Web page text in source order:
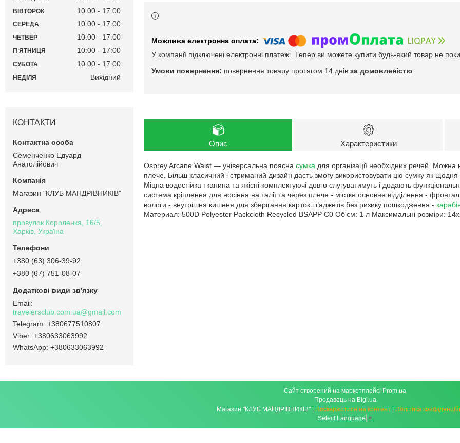
У компанії підключені електронні платежі. Тепер ви можете купити будь-який товар не
повернення товару протягом 14 днів за домовленістю
Опис Характеристики
Osprey Arcane Waist — універсальна поясна сумка для організації необхідних речей. Можна
плече. Більш класичний і стриманий дизайн дасть змогу використовувати цю сумку як щодня
Міцна водостійка тканина та якісні комплектуючі довго слугуватимуть і додають
система кріплення для носіння на талії та через плече - містке основне відділення -
вологи - внутрішня кишеня для зберігання карток і ґаджетів без ризику пошкодження -
Материал: 500D Polyester Packcloth Recycled BSAPP C0 Об'єм: 1 л Максимальні розміри:
ВІВТОРОК 10:00 17:00
СЕРЕДА 10:00 17:00
ЧЕТВЕР 10:00 17:00
ПʼЯТНИЦЯ 10:00 17:00
СУБОТА 10:00 17:00
НЕДІЛЯ Вихідний
КОНТАКТИ
Семенченко Едуард
Анатолійович
Магазин "КЛУБ МАНДРІВНИКІВ"
провулок Короленка, 16/5,
Харків, Україна
+380 (63) 306-39-92
+380 (67) 751-08-07
travelersclub.com.ua@gmail.com
+380677510807
+380633063992
+380633063992
Сайт створений на маркетплейсі Prom.ua
Продавець на Bigl.ua
Магазин "КЛУБ МАНДРІВНИКІВ" | Поскаржитися на контент | Політика
Select Language ▼